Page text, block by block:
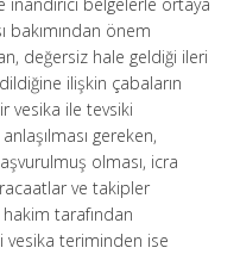
bakımından önem
değersiz hale geldiği ileri
ilişkin çabaların
vesika ile tevsiki
gereken,
olması, icra
ve takipler
tarafından
vesika teriminden ise